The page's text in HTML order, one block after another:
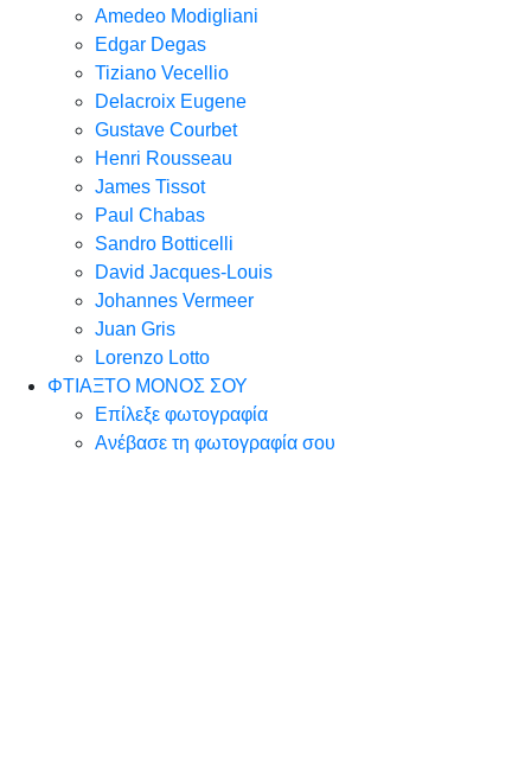
Amedeo Modigliani
Edgar Degas
Tiziano Vecellio
Delacroix Eugene
Gustave Courbet
Henri Rousseau
James Tissot
Paul Chabas
Sandro Botticelli
David Jacques-Louis
Johannes Vermeer
Juan Gris
Lorenzo Lotto
ΦΤΙΑΞΤΟ ΜΟΝΟΣ ΣΟΥ
Επίλεξε φωτογραφία
Ανέβασε τη φωτογραφία σου